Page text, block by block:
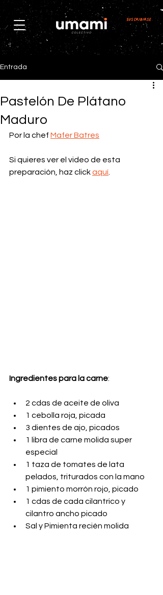
Suscribirse
Entrada
Pastelón De Plátano
Maduro
Por la chef Mafer Batres
Si quieres ver el video de esta
preparación, haz click aquí
Ingredientes para la carne:
2 cdas de aceite de oliva
1 cebolla roja, picada
3 dientes de ajo, picados
1 libra de carne molida super
especial
1 taza de tomates de lata
pelados, triturados con la mano
1 pimiento morrón rojo, picado
1 cdas de cada cilantrico y
cilantro ancho picado
Sal y Pimienta recién molida